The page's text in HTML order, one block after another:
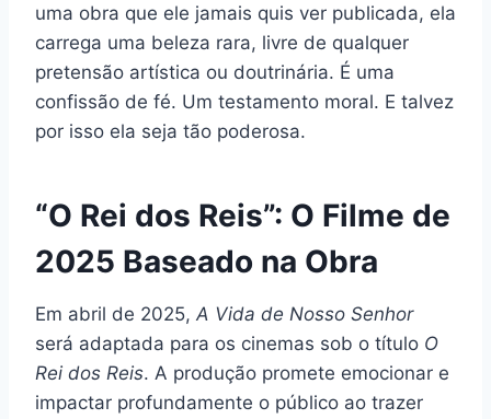
uma obra que ele jamais quis ver publicada, ela
carrega uma beleza rara, livre de qualquer
pretensão artística ou doutrinária. É uma
confissão de fé. Um testamento moral. E talvez
por isso ela seja tão poderosa.
“O Rei dos Reis”: O Filme de
2025 Baseado na Obra
Em abril de 2025, A Vida de Nosso Senhor
será adaptada para os cinemas sob o título O
Rei dos Reis. A produção promete emocionar e
impactar profundamente o público ao trazer